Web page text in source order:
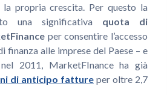
la propria crescita. Per questo la
una significativa quota di
per consentire l’accesso
finanza alle imprese del Paese – e
2011, MarketFInance ha già
di anticipo fatture per oltre 2,7